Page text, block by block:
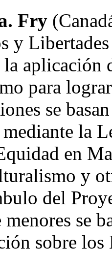
Fry
y
la aplicación
para
se
la
en
y
del
menores se
sobre